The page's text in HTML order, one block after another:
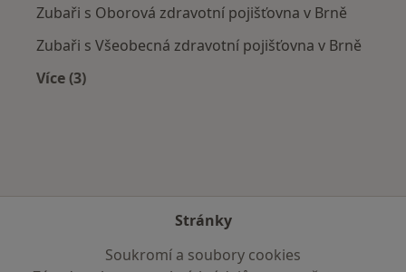
Zubaři s Oborová zdravotní pojišťovna v Brně
Zubaři s Všeobecná zdravotní pojišťovna v Brně
Více (3)
Stránky
Soukromí a soubory cookies